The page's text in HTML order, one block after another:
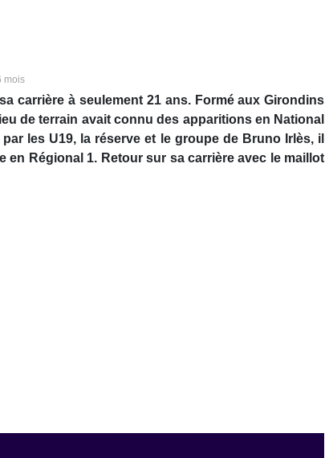
mois
carrière à seulement 21 ans. Formé aux Girondins
de terrain avait connu des apparitions en National
les U19, la réserve et le groupe de Bruno Irlès, il
en Régional 1. Retour sur sa carrière avec le maillot